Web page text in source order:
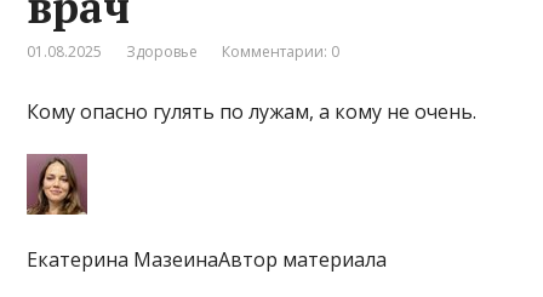
01.08.2025 Здоровье Комментарии: 0
Кому опасно гулять по лужам, а кому не очень.
Екатерина МазеинаАвтор материала